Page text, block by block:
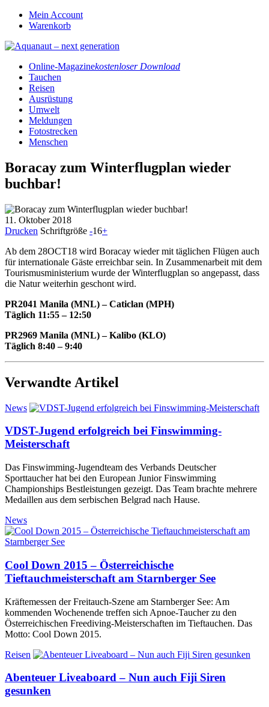
Mein Account
Warenkorb
Online-Magazinekostenloser Download
Tauchen
Reisen
Ausrüstung
Umwelt
Meldungen
Fotostrecken
Menschen
Boracay zum Winterflugplan wieder
buchbar!
11. Oktober 2018
Drucken Schriftgröße -16+
Ab dem 28OCT18 wird Boracay wieder mit täglichen Flügen auch
für internationale Gäste erreichbar sein. In Zusammenarbeit mit dem
Tourismusministerium wurde der Winterflugplan so angepasst, dass
die Natur weiterhin geschont wird.
PR2041 Manila (MNL) – Caticlan (MPH)
Täglich 11:55 – 12:50
PR2969 Manila (MNL) – Kalibo (KLO)
Täglich 8:40 – 9:40
Verwandte Artikel
News
VDST-Jugend erfolgreich bei Finswimming-
Meisterschaft
Das Finswimming-Jugendteam des Verbands Deutscher
Sporttaucher hat bei den European Junior Finswimming
Championships Bestleistungen gezeigt. Das Team brachte mehrere
Medaillen aus dem serbischen Belgrad nach Hause.
News
Cool Down 2015 – Österreichische
Tieftauchmeisterschaft am Starnberger See
Kräftemessen der Freitauch-Szene am Starnberger See: Am
kommenden Wochenende treffen sich Apnoe-Taucher zu den
Österreichischen Freediving-Meisterschaften im Tieftauchen. Das
Motto: Cool Down 2015.
Reisen
Abenteuer Liveaboard – Nun auch Fiji Siren
gesunken